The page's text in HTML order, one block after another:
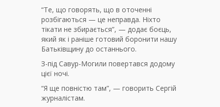
“Те, що говорять, що в оточенні
розбігаються — це неправда. Ніхто
тікати не збирається”, — додає боєць,
який як і раніше готовий боронити нашу
Батьківщину до останнього.
З-під Савур-Могили повертався додому
цієї ночі.
“Я ще повністю там”, — говорить Сергій
журналістам.